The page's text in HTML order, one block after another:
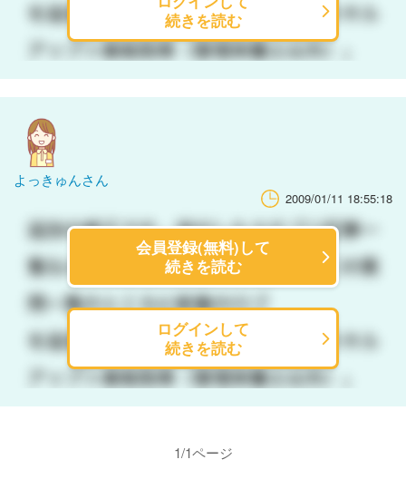
続きを読む
よっきゅんさん
2009/01/11 18:55:18
会員登録(無料)して
続きを読む
ログインして
続きを読む
1/1ページ